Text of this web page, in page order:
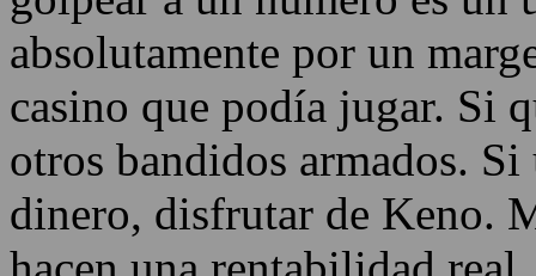
ventaja de la casa con
cualquier juego de casino
golpear a un número es
absolutamente por un
casino que podía jugar. Si